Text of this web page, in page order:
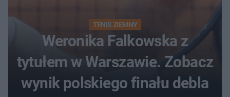
TENIS ZIEMNY
Weronika Falkowska z
tytułem w Warszawie. Zobacz
wynik polskiego finału debla